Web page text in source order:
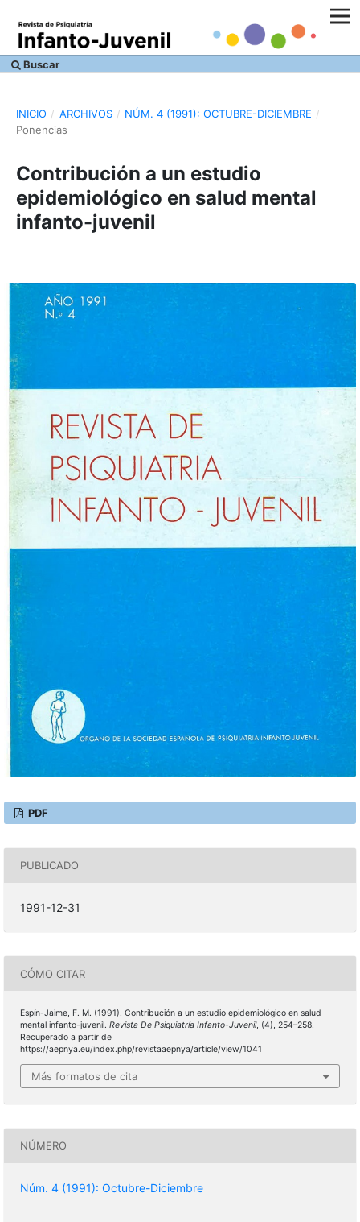
Buscar
INICIO / ARCHIVOS / NÚM. 4 (1991): OCTUBRE-DICIEMBRE /
Ponencias
Contribución a un estudio
epidemiológico en salud mental
infanto-juvenil
PDF
PUBLICADO
1991-12-31
CÓMO CITAR
Espín-Jaime, F. M. (1991). Contribución a un estudio epidemiológico en salud
mental infanto-juvenil. Revista De Psiquiatría Infanto-Juvenil, (4), 254–258.
Recuperado a partir de
https://aepnya.eu/index.php/revistaaepnya/article/view/1041
Más formatos de cita
NÚMERO
Núm. 4 (1991): Octubre-Diciembre